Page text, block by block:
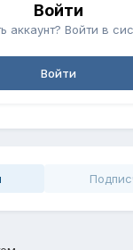
Войти
аккаунт? Войти в
Войти